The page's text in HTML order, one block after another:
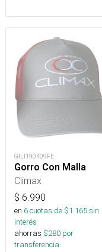
GILI190409FE
Gorro Con Malla
Climax
$ 6.990
en 6cuotas de $1.165sin
interés
ahorras $280 por
transferencia.